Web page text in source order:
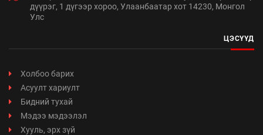
дүүрэг, 1 дүгээр хороо, Улаанбаатар хот 14230, Монгол
Улс
ЦЭСҮҮД
Холбоо барих
Асуулт хариулт
Бидний тухай
Мэдээ мэдээлэл
Хууль, эрх зүй